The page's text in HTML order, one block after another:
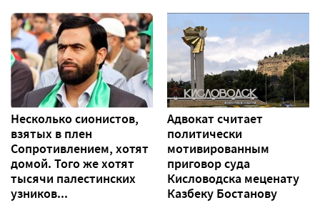
Несколько сионистов,
взятых в плен
Сопротивлением, хотят
домой. Того же хотят
тысячи палестинских
узников...
Адвокат считает
политически
мотивированным
приговор суда
Кисловодска меценату
Казбеку Бостанову